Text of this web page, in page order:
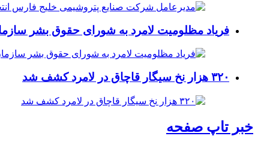
فریاد مظلومیت لامرد به شورای حقوق بشر
۳۲۰ هزار نخ سیگار قاچاق در لامرد کشف شد
خبر تاپ صفحه